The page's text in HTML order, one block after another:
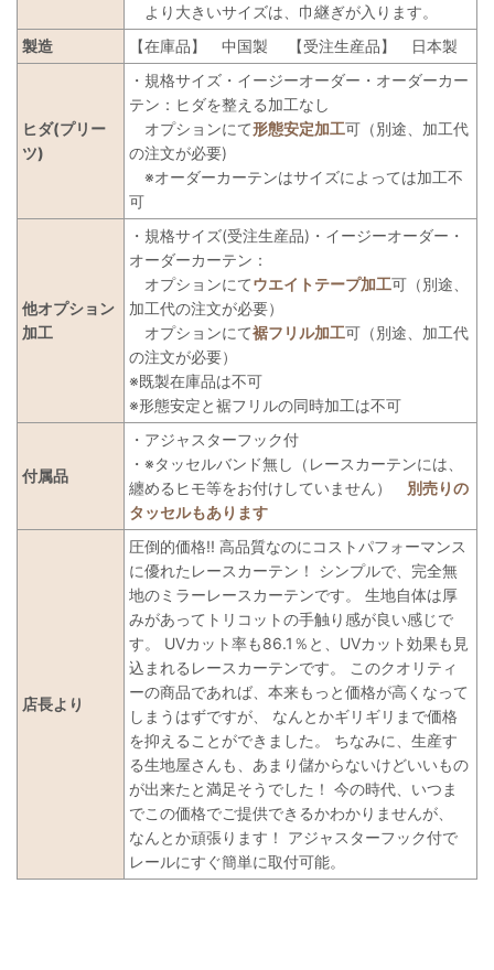
より大きいサイズは、巾継ぎが入ります。
製造
【在庫品】 中国製 【受注生産品】 日本製
ヒダ(プリー
ツ)
・規格サイズ・イージーオーダー・オーダーカー
テン：ヒダを整える加工なし
オプションにて形態安定加工可（別途、加工代
の注文が必要)
※オーダーカーテンはサイズによっては加工不
可
他オプション
加工
・規格サイズ(受注生産品)・イージーオーダー・
オーダーカーテン：
オプションにてウエイトテープ加工可（別途、
加工代の注文が必要）
オプションにて裾フリル加工可（別途、加工代
の注文が必要）
※既製在庫品は不可
※形態安定と裾フリルの同時加工は不可
付属品
・アジャスターフック付
・※タッセルバンド無し（レースカーテンには、
纏めるヒモ等をお付けしていません） 別売りの
タッセルもあります
店長より
圧倒的価格!! 高品質なのにコストパフォーマンス
に優れたレースカーテン！ シンプルで、完全無
地のミラーレースカーテンです。 生地自体は厚
みがあってトリコットの手触り感が良い感じで
す。 UVカット率も86.1％と、UVカット効果も見
込まれるレースカーテンです。 このクオリティ
ーの商品であれば、本来もっと価格が高くなって
しまうはずですが、 なんとかギリギリまで価格
を抑えることができました。 ちなみに、生産す
る生地屋さんも、あまり儲からないけどいいもの
が出来たと満足そうでした！ 今の時代、いつま
でこの価格でご提供できるかわかりませんが、
なんとか頑張ります！ アジャスターフック付で
レールにすぐ簡単に取付可能。